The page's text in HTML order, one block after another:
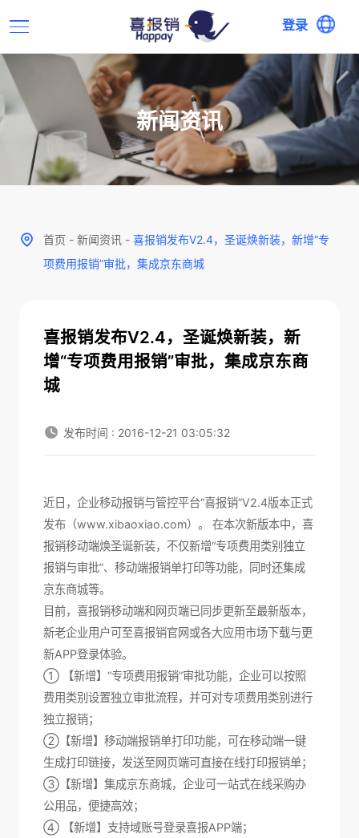
登录
新闻资讯
首页 - 新闻资讯 - 喜报销发布V2.4，圣诞焕新装，新增“专
项费用报销”审批，集成京东商城
喜报销发布V2.4，圣诞焕新装，新
增“专项费用报销”审批，集成京东商
城
发布时间 : 2016-12-21 03:05:32
近日，企业移动报销与管控平台“喜报销”V2.4版本正式
发布（www.xibaoxiao.com）。 在本次新版本中，喜
报销移动端焕圣诞新装，不仅新增“专项费用类别独立
报销与审批”、移动端报销单打印等功能，同时还集成
京东商城等。
目前，喜报销移动端和网页端已同步更新至最新版本，
新老企业用户可至喜报销官网或各大应用市场下载与更
新APP登录体验。
① 【新增】“专项费用报销”审批功能，企业可以按照
费用类别设置独立审批流程，并可对专项费用类别进行
独立报销；
②【新增】移动端报销单打印功能，可在移动端一键
生成打印链接，发送至网页端可直接在线打印报销单；
③【新增】集成京东商城，企业可一站式在线采购办
公用品，便捷高效；
④ 【新增】支持域账号登录喜报APP端；